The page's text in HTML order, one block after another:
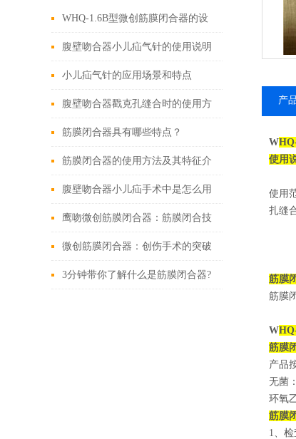
WHQ-1.6B型微创筋膜闭合器的设
计原理与应用
腹壁吻合器小儿疝气针的使用说明
小儿疝气针的应用场景和特点
腹壁吻合器戳克孔缝合时的使用方
法
筋膜闭合器具有哪些特点？
筋膜闭合器的使用方法及其特征介
绍
腹壁吻合器小儿疝手术中是怎么用
的
鹰吻微创筋膜闭合器：筋膜闭合技
术大突破
微创筋膜闭合器：创伤手术的突破
性进展
3分钟带你了解什么是筋膜闭合器?
产
W
使用
使用
扎缝
筋膜
筋膜
W
筋膜
产品
无菌
环氧
筋膜
1、